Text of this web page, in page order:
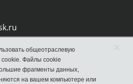
общеотраслевую
Файлы cookie
фрагменты данных,
на вашем компьютере или
×